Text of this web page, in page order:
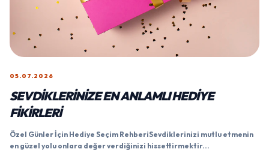
05.07.2026
SEVDIKLERINIZE EN ANLAMLI HEDIYE
FIKIRLERI
Özel Günler İçin Hediye Seçim RehberiSevdiklerinizi mutlu etmenin
en güzel yolu onlara değer verdiğinizi hissettirmektir...